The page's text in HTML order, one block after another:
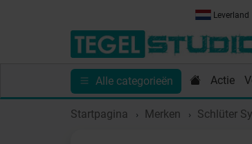
Leverland
Alle categorieën Actie
Toebehoren Sanitair Tips en
Startpagina Merken Schlüter